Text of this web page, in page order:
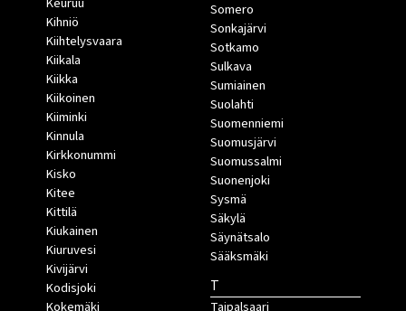
Kihniö
Kiihtelysvaara
Kiikala
Kiikka
Kiikoinen
Kiiminki
Kinnula
Kirkkonummi
Kisko
Kitee
Kittilä
Kiukainen
Kiuruvesi
Kivijärvi
Kodisjoki
Somero
Sonkajärvi
Sotkamo
Sulkava
Sumiainen
Suolahti
Suomenniemi
Suomusjärvi
Suomussalmi
Suonenjoki
Sysmä
Säkylä
Säynätsalo
Sääksmäki
T